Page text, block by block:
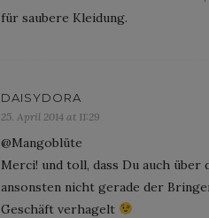
für saubere Kleidung.
DAISYDORA
25. April 2014 at 11:29
@Mangoblüte
Merci! und toll, dass Du auch
ansonsten nicht gerade der
Geschäft verhagelt